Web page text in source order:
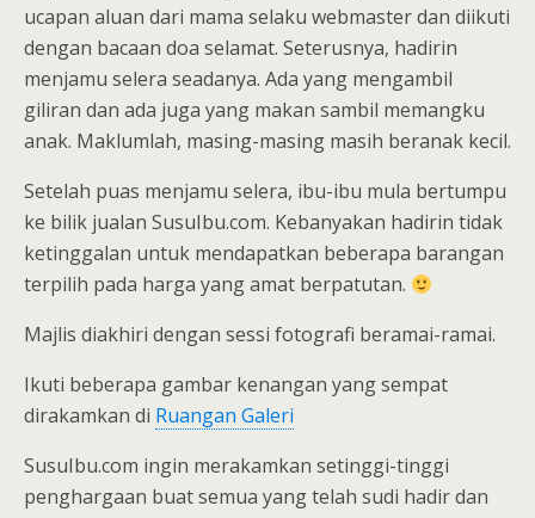
ucapan aluan dari mama selaku webmaster dan diikuti
dengan bacaan doa selamat. Seterusnya, hadirin
menjamu selera seadanya. Ada yang mengambil
giliran dan ada juga yang makan sambil memangku
anak. Maklumlah, masing-masing masih beranak kecil.
Setelah puas menjamu selera, ibu-ibu mula bertumpu
ke bilik jualan SusuIbu.com. Kebanyakan hadirin tidak
ketinggalan untuk mendapatkan beberapa barangan
terpilih pada harga yang amat berpatutan.
Majlis diakhiri dengan sessi fotografi beramai-ramai.
Ikuti beberapa gambar kenangan yang sempat
dirakamkan di Ruangan Galeri
SusuIbu.com ingin merakamkan setinggi-tinggi
penghargaan buat semua yang telah sudi hadir dan